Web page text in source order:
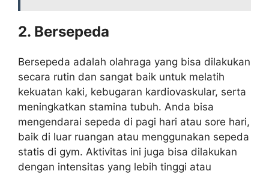
2. Bersepeda
Bersepeda adalah olahraga yang bisa dilakukan
secara rutin dan sangat baik untuk melatih
kekuatan kaki, kebugaran kardiovaskular, serta
meningkatkan stamina tubuh. Anda bisa
mengendarai sepeda di pagi hari atau sore hari,
baik di luar ruangan atau menggunakan sepeda
statis di gym. Aktivitas ini juga bisa dilakukan
dengan intensitas yang lebih tinggi atau